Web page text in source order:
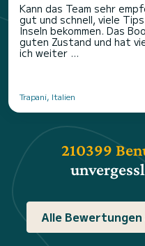
Kann das Team sehr
gut und schnell, viele
Inseln bekommen. Das
guten Zustand und hat
ich weiter ...
Trapani, Italien
210399
Alle